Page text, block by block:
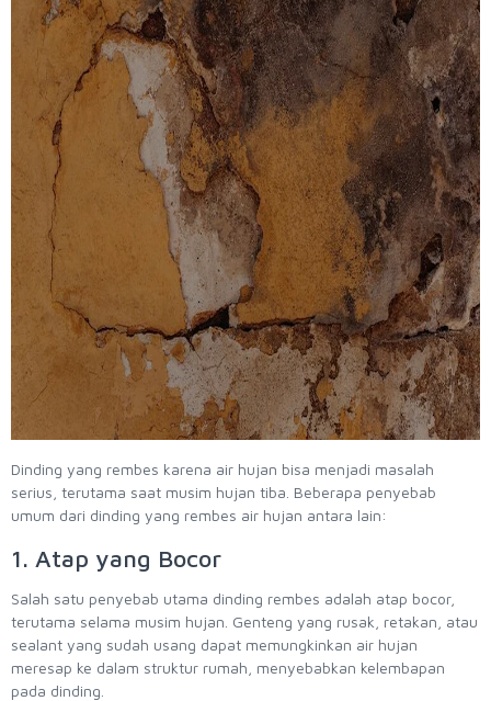
Dinding yang rembes karena air hujan bisa menjadi masalah
serius, terutama saat musim hujan tiba. Beberapa penyebab
umum dari dinding yang rembes air hujan antara lain:
1. Atap yang Bocor
Salah satu penyebab utama dinding rembes adalah atap bocor,
terutama selama musim hujan. Genteng yang rusak, retakan, atau
sealant yang sudah usang dapat memungkinkan air hujan
meresap ke dalam struktur rumah, menyebabkan kelembapan
pada dinding.